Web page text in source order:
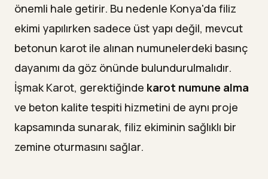
önemli hale getirir. Bu nedenle Konya'da filiz
ekimi yapılırken sadece üst yapı değil, mevcut
betonun karot ile alınan numunelerdeki basınç
dayanımı da göz önünde bulundurulmalıdır.
İşmak Karot, gerektiğinde karot numune alma
ve beton kalite tespiti hizmetini de aynı proje
kapsamında sunarak, filiz ekiminin sağlıklı bir
zemine oturmasını sağlar.